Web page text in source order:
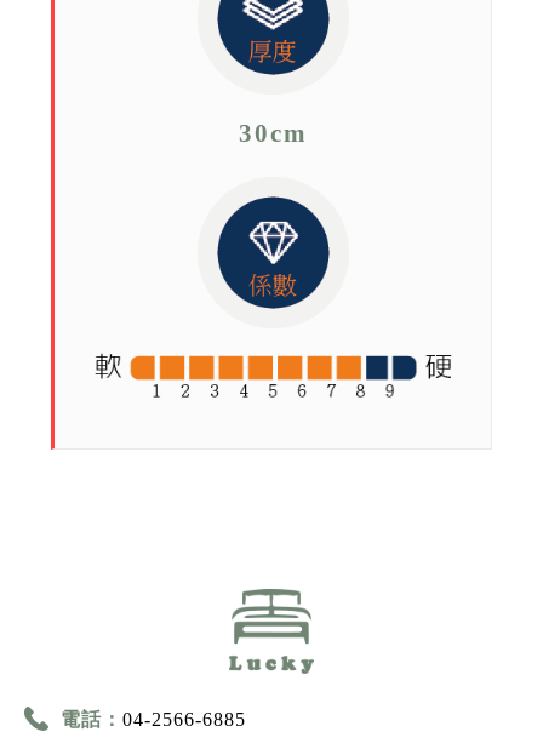
30cm
電話： 04-2566-6885